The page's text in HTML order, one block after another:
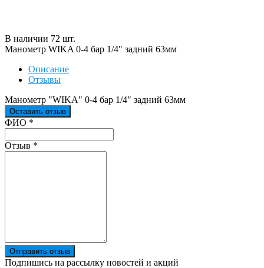
В наличии 72 шт.
Манометр WIKA 0-4 бар 1/4" задний 63мм
Описание
Отзывы
Манометр "WIKA" 0-4 бар 1/4" задний 63мм
Оставить отзыв
Ваш отзыв был отправлен!
ФИО *
Отзыв *
Отправить отзыв
Подпишись на рассылку новостей и акций